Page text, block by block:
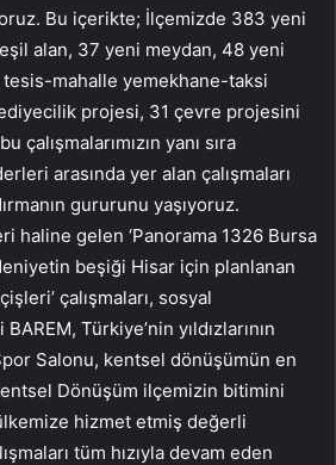
Bu içerikte; İlçemizde 383 yeni
alan, 37 yeni meydan, 48 yeni
mahalle yemekhane-taksi
projesi, 31 çevre projesini
çalışmalarımızın yanı sıra
arasında yer alan çalışmaları
gururunu yaşıyoruz.
haline gelen ‘Panorama 1326 Bursa
beşiği Hisar için planlanan
çalışmaları, sosyal
Türkiye’nin yıldızlarının
Salonu, kentsel dönüşümün en
Dönüşüm ilçemizin bitimini
hizmet etmiş değerli
tüm hızıyla devam eden